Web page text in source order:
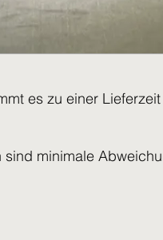
es zu einer
minimale